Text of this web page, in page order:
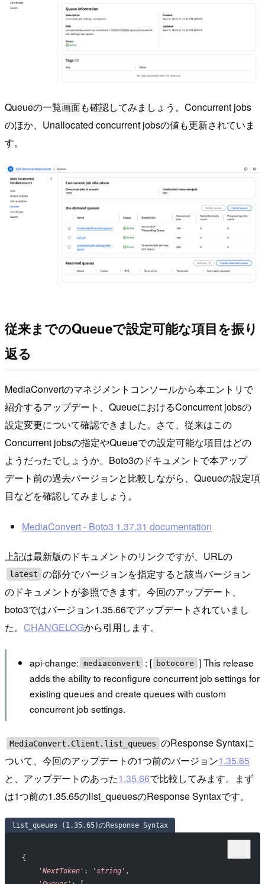
Queueの一覧画面も確認してみましょう。Concurrent jobs
のほか、Unallocated concurrent jobsの値も更新されていま
す。
従来までのQueueで設定可能な項目を振り
返る
MediaConvertのマネジメントコンソールから本エントリで
紹介するアップデート、QueueにおけるConcurrent jobsの
設定変更について確認できました。さて、従来はこの
Concurrent jobsの指定やQueueでの設定可能な項目はどの
ようだったでしょうか。Boto3のドキュメントで本アップ
デート前の過去バージョンと比較しながら、Queueの設定項
目などを確認してみましょう。
MediaConvert - Boto3 1.37.31 documentation
上記は最新版のドキュメントのリンクですが、URLの
latest の部分でバージョンを指定すると該当バージョン
のドキュメントが参照できます。今回のアップデート、
boto3ではバージョン1.35.66でアップデートされていまし
た。 CHANGELOGから引用します。
api-change: mediaconvert : [ botocore
] This release
adds the ability to reconfigure concurrent job settings for
existing queues and create queues with custom
concurrent job settings.
MediaConvert.Client.list_queues のResponse Syntaxに
ついて、今回のアップデートの1つ前のバージョン1.35.65
と、アップデートのあった1.35.66で比較してみます。まず
は1つ前の1.35.65のlist_queuesのResponse Syntaxです。
list_queues (1.35.65)のResponse Syntax
{
    'NextToken'
: 'string' ,